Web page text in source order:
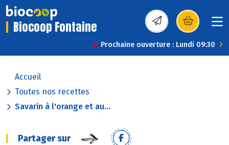
Biocoop Fontaine (s’ouvre dans une
Prochaine ouverture : Lundi 09:30
Accueil
Toutes nos recettes
Savarin à l'orange et au...
Partager sur